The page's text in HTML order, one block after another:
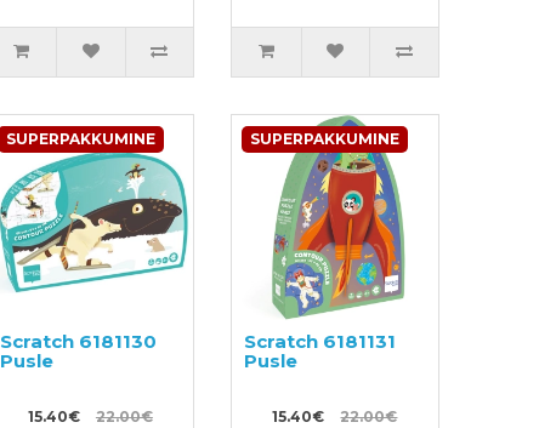
SUPERPAKKUMINE
Scratch 6181130
Pusle
15.40€ 22.00€
SUPERPAKKUMINE
Scratch 6181131
Pusle
15.40€ 22.00€